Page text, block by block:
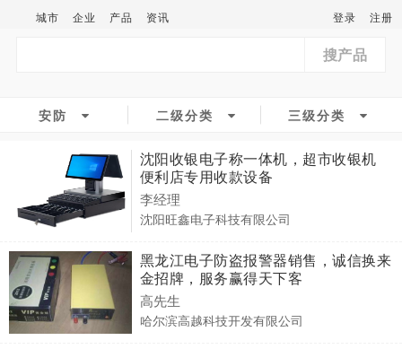
城市 企业 产品 资讯 登录 注册
搜产品
安防 二级分类 三级分类
沈阳收银电子称一体机，超市收银机
便利店专用收款设备
李经理
沈阳旺鑫电子科技有限公司
黑龙江电子防盗报警器销售，诚信换来
金招牌，服务赢得天下客
高先生
哈尔滨高越科技开发有限公司